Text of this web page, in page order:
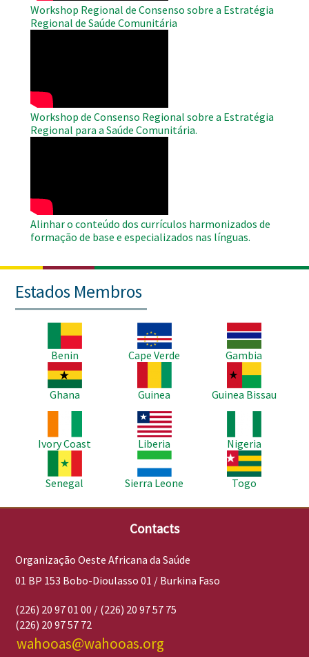
Workshop Regional de Consenso sobre a Estratégia
Regional de Saúde Comunitária
Workshop de Consenso Regional sobre a Estratégia
Regional para a Saúde Comunitária.
Alinhar o conteúdo dos currículos harmonizados de
formação de base e especializados nas línguas.
Estados Membros
Benin
Imagem
Cape Verde
Imagem
Gambia
Imagem
Ghana
Guinea
Imagem
Guinea Bissau
Ivory Coast
Imagem
Liberia
Nigeria
Imagem
Senegal
Imagem
Sierra Leone
Imagem
Togo
Contacts
Organização Oeste Africana da Saúde
01 BP 153 Bobo-Dioulasso 01 / Burkina Faso
(226) 20 97 01 00 / (226) 20 97 57 75
(226) 20 97 57 72
wahooas@wahooas.org